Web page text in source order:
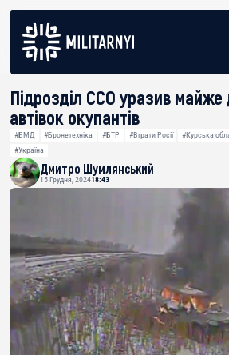
Підрозділ ССО уразив майже
автівок окупантів
#БМД #Бронетехніка #БТР #Втрати Росії #Курська
#Україна
Дмитро Шумлянський
15 Грудня, 202418:43